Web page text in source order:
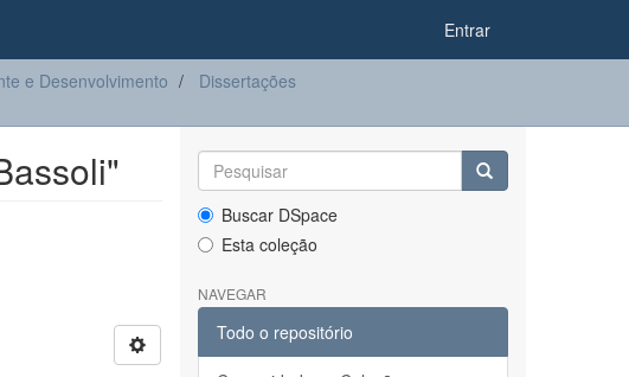
Entrar
e Desenvolvimento
Dissertações
Buscar DSpace
Esta coleção
NAVEGAR
Todo o repositório